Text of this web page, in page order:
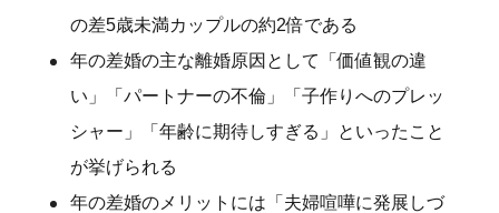
の差5歳未満カップルの約2倍である
年の差婚の主な離婚原因として「価値観の違
い」「パートナーの不倫」「子作りへのプレッ
シャー」「年齢に期待しすぎる」といったこと
が挙げられる
年の差婚のメリットには「夫婦喧嘩に発展しづ